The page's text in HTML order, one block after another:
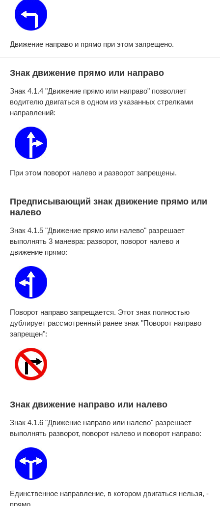
Движение направо и прямо при этом запрещено.
Знак движение прямо или направо
Знак 4.1.4 "Движение прямо или направо" позволяет
водителю двигаться в одном из указанных стрелками
направлений:
При этом поворот налево и разворот запрещены.
Предписывающий знак движение прямо или
налево
Знак 4.1.5 "Движение прямо или налево" разрешает
выполнять 3 маневра: разворот, поворот налево и
движение прямо:
Поворот направо запрещается. Этот знак полностью
дублирует рассмотренный ранее знак "Поворот направо
запрещен":
Знак движение направо или налево
Знак 4.1.6 "Движение направо или налево" разрешает
выполнять разворот, поворот налево и поворот направо:
Единственное направление, в котором двигаться нельзя, -
прямо.